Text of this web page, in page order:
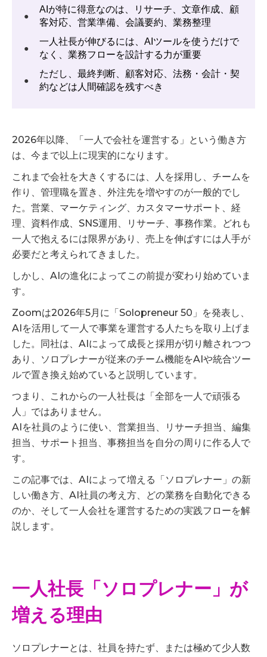
●
AIが特に得意なのは、リサーチ、文章作成、顧
客対応、営業準備、会議要約、業務整理
●
一人社長が伸びるには、AIツールを使うだけで
なく、業務フローを設計する力が重要
●
ただし、最終判断、顧客対応、法務・会計・契
約などは人間確認を残すべき
2026年以降、「一人で会社を運営する」という働き方
は、今まで以上に現実的になります。
これまで会社を大きくするには、人を採用し、チームを
作り、管理職を置き、外注先を増やすのが一般的でし
た。営業、マーケティング、カスタマーサポート、経
理、資料作成、SNS運用、リサーチ、事務作業。どれも
一人で抱えるには限界があり、売上を伸ばすには人手が
必要だと考えられてきました。
しかし、AIの進化によってこの前提が変わり始めていま
す。
Zoomは2026年5月に「Solopreneur 50」を発表し、
AIを活用して一人で事業を運営する人たちを取り上げま
した。同社は、AIによって成長と採用が切り離されつつ
あり、ソロプレナーが従来のチーム機能をAIや統合ツー
ルで置き換え始めていると説明しています。
つまり、これからの一人社長は「全部を一人で頑張る
人」ではありません。
AIを社員のように使い、営業担当、リサーチ担当、編集
担当、サポート担当、事務担当を自分の周りに作る人で
す。
この記事では、AIによって増える「ソロプレナー」の新
しい働き方、AI社員の考え方、どの業務を自動化できる
のか、そして一人会社を運営するための実践フローを解
説します。
一人社長「ソロプレナー」が
増える理由
ソロプレナーとは、社員を持たず、または極めて少人数